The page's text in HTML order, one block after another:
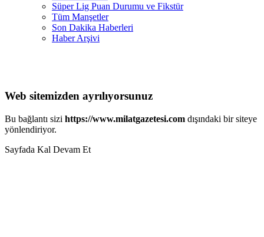
Süper Lig Puan Durumu ve Fikstür
Tüm Manşetler
Son Dakika Haberleri
Haber Arşivi
Web sitemizden ayrılıyorsunuz
Bu bağlantı sizi https://www.milatgazetesi.com dışındaki bir siteye
yönlendiriyor.
Sayfada Kal Devam Et